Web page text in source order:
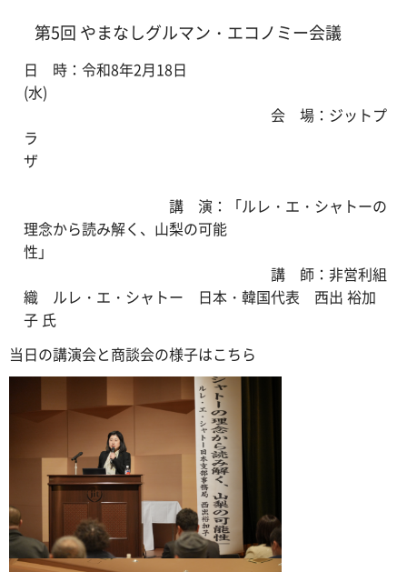
第5回 やまなしグルマン・エコノミー会議
日 時：令和8年2月18日
(水)
会 場：ジットプ
ラ
ザ
講 演：「ルレ・エ・シャトーの
理念から読み解く、山梨の可能
性」
講 師：非営利組
織 ルレ・エ・シャトー 日本・韓国代表 西出 裕加
子 氏
当日の講演会と商談会の様子はこちら